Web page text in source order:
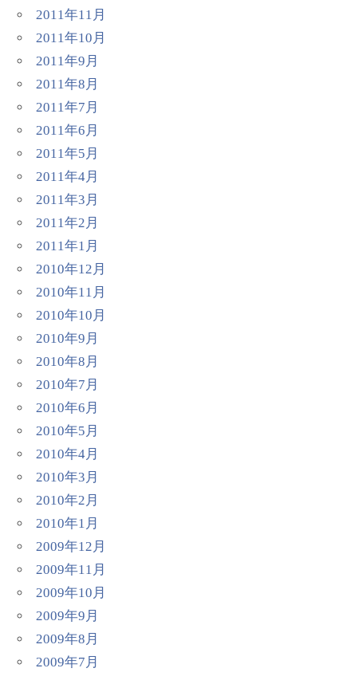
2011年11月
2011年10月
2011年9月
2011年8月
2011年7月
2011年6月
2011年5月
2011年4月
2011年3月
2011年2月
2011年1月
2010年12月
2010年11月
2010年10月
2010年9月
2010年8月
2010年7月
2010年6月
2010年5月
2010年4月
2010年3月
2010年2月
2010年1月
2009年12月
2009年11月
2009年10月
2009年9月
2009年8月
2009年7月